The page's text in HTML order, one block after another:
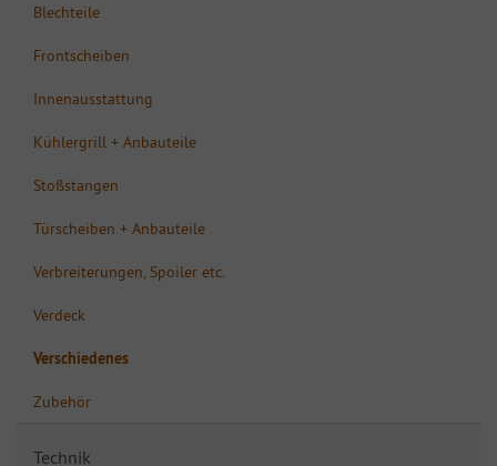
Blechteile
Frontscheiben
Innenausstattung
Kühlergrill + Anbauteile
Stoßstangen
Türscheiben + Anbauteile
Verbreiterungen, Spoiler etc.
Verdeck
Verschiedenes
Zubehör
Technik